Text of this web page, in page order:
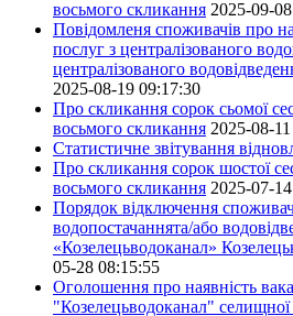
восьмого скликання 2025-09-
Повідомленя споживачів про
послуг з централізованого
централізованого
2025-08-19 09:17:30
Про скликання сорок сьомої
восьмого скликання 2025-08-
Статистичне звітування
Про скликання сорок шостої
восьмого скликання 2025-07-
Порядок відключення
водопостачаннята/або
«Козелецьводоканал»
05-28 08:15:55
Оголошення про наявність
"Козелецьводоканал" селищної